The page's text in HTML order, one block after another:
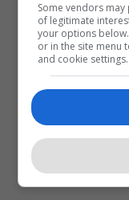
Some vendors
of legitimate
your options
or in the site menu
and cookie settings.